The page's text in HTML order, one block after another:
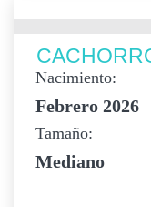
Nacimiento:
Febrero 2026
Tamaño:
Mediano